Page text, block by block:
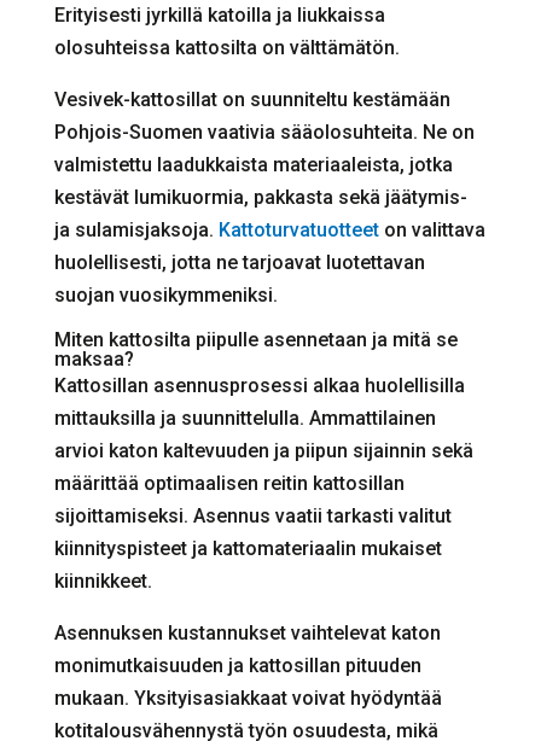
Erityisesti jyrkillä katoilla ja liukkaissa
olosuhteissa kattosilta on välttämätön.
Vesivek-kattosillat on suunniteltu kestämään
Pohjois-Suomen vaativia sääolosuhteita. Ne on
valmistettu laadukkaista materiaaleista, jotka
kestävät lumikuormia, pakkasta sekä jäätymis-
ja sulamisjaksoja. Kattoturvatuotteeton valittava
huolellisesti, jotta ne tarjoavat luotettavan
suojan vuosikymmeniksi.
Miten kattosilta piipulle asennetaan ja mitä se
maksaa?
Kattosillan asennusprosessi alkaa huolellisilla
mittauksilla ja suunnittelulla. Ammattilainen
arvioi katon kaltevuuden ja piipun sijainnin sekä
määrittää optimaalisen reitin kattosillan
sijoittamiseksi. Asennus vaatii tarkasti valitut
kiinnityspisteet ja kattomateriaalin mukaiset
kiinnikkeet.
Asennuksen kustannukset vaihtelevat katon
monimutkaisuuden ja kattosillan pituuden
mukaan. Yksityisasiakkaat voivat hyödyntää
kotitalousvähennystä työn osuudesta, mikä